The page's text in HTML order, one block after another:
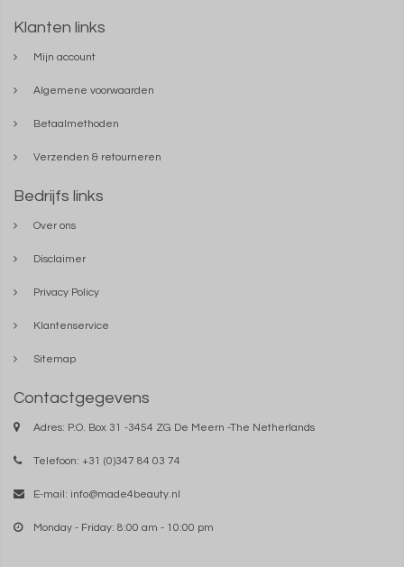
Klanten links
Mijn account
Algemene voorwaarden
Betaalmethoden
Verzenden & retourneren
Bedrijfs links
Over ons
Disclaimer
Privacy Policy
Klantenservice
Sitemap
Contactgegevens
Adres: P.O. Box 31 -3454 ZG De Meern -The Netherlands
Telefoon: +31 (0)347 84 03 74
E-mail: info@made4beauty.nl
Monday - Friday: 8:00 am - 10:00 pm